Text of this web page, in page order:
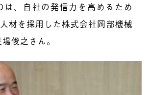
は、自社の発信力を高めるため
材を採用した株式会社岡部機械
俊之さん。